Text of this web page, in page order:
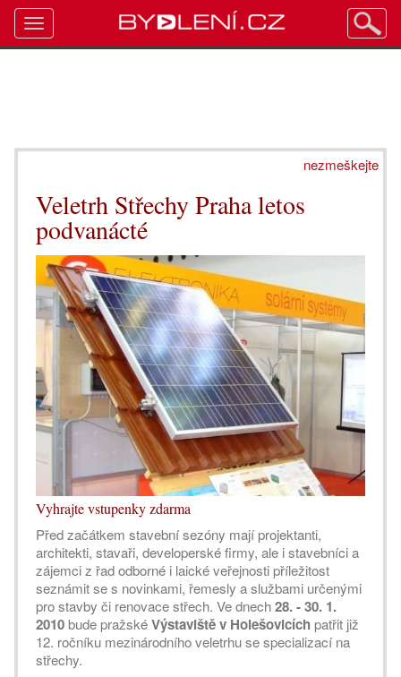
nezmeškejte
Veletrh Střechy Praha letos
podvanácté
Vyhrajte vstupenky zdarma
Před začátkem stavební sezóny mají projektanti,
architekti, stavaři, developerské firmy, ale i stavebníci a
zájemci z řad odborné i laické veřejnosti příležitost
seznámit se s novinkami, řemesly a službami určenými
pro stavby či renovace střech. Ve dnech28. - 30. 1.
2010bude pražskéVýstaviště v Holešovicích patřit již
12. ročníku mezinárodního veletrhu se specializací na
střechy.
Toggle
navigation